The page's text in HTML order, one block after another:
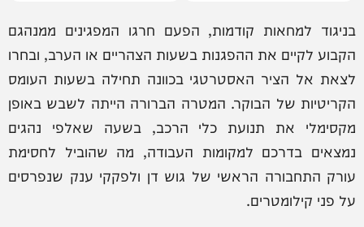
בניגוד למחאות קודמות, הפעם חרגו המפגינים ממנהגם
הקבוע לקיים את ההפגנות בשעות הצהריים או הערב, ובחרו
לצאת אל הציר האסטרטגי בכוונה תחילה בשעות העומס
הקריטיות של הבוקר. המטרה הברורה הייתה לשבש באופן
מקסימלי את תנועת כלי הרכב, בשעה שאלפי נהגים
נמצאים בדרכם למקומות העבודה, מה שהוביל לחסימת
עורק התחבורה הראשי של גוש דן ולפקקי ענק שנפרסים
על פני קילומטרים.